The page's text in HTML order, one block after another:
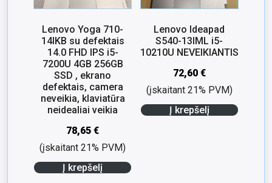
Lenovo Yoga 710-
14IKB su defektais
14.0 FHD IPS i5-
7200U 4GB 256GB
SSD , ekrano
defektais, camera
neveikia, klaviatūra
neidealiai veikia
78,65€
(įskaitant 21% PVM)
Į krepšelį
Lenovo Ideapad
S540-13IML i5-
10210U NEVEIKIANTIS
72,60 €
(įskaitant 21% PVM)
Į krepšelį